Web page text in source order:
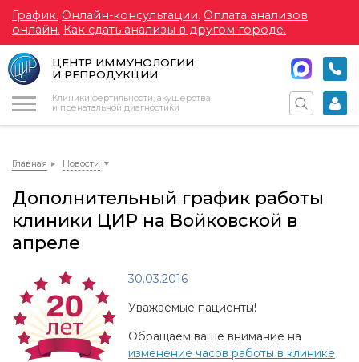
График. Онлайн-консультации. Оплата анализов
онлайн. Как сдать анализы в другом городе.
ЦЕНТР ИММУНОЛОГИИ
И РЕПРОДУКЦИИ
Клиники фертильности, акушерства
и пренатальной диагностики
Главная Новости
Дополнительный график работы
клиники ЦИР на Войковской в
апреле
30.03.2016
Уважаемые пациенты!
Обращаем ваше внимание на
изменение часов работы в клинике